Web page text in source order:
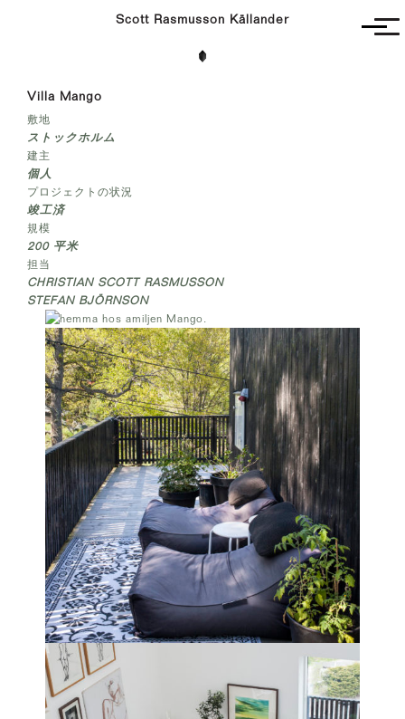
Scott Rasmusson Källander
Villa Mango
敷地
ストックホルム
建主
個人
プロジェクトの状況
竣工済
規模
200 平米
担当
CHRISTIAN SCOTT RASMUSSON
STEFAN BJÖRNSON